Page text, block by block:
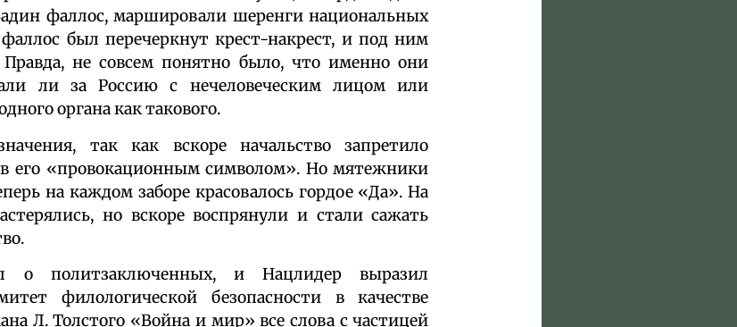
фаллос, маршировали шеренги национальных
был перечеркнут крест-накрест, и под ним
не совсем понятно было, что именно они
ли за Россию с нечеловеческим лицом или
органа как такового.
так как вскоре начальство запретило
его «провокационным символом». Но мятежники
на каждом заборе красовалось гордое «Да». На
но вскоре воспрянули и стали сажать
о политзаключенных, и Нацлидер выразил
филологической безопасности в качестве
Л. Толстого «Война и мир» все слова с частицей